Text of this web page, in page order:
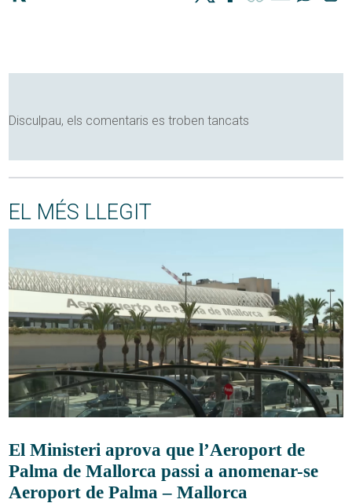
Disculpau, els comentaris es troben tancats
EL MÉS LLEGIT
El Ministeri aprova que l’Aeroport de
Palma de Mallorca passi a anomenar-se
Aeroport de Palma – Mallorca